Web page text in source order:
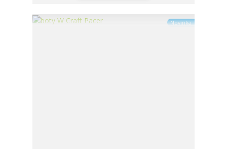
Novinka